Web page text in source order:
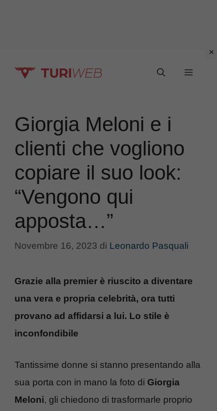
Menu
Giorgia Meloni e i
clienti che vogliono
copiare il suo look:
“Vengono qui
apposta…”
Novembre 16, 2023 di Leonardo Pasquali
Grazie alla premier è riuscito a diventare
una vera e propria celebrità, ora tutti
provano ad affidarsi a lui. Lo stile è
inconfondibile
Tantissime donne si stanno presentando alla
sua porta con in mano la foto di Giorgia
Meloni, gli chiedono di trasformarle proprio